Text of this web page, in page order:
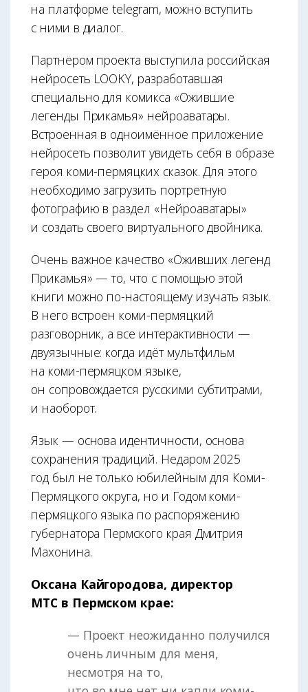
на платформе telegram, можно вступить
с ними в диалог.
Партнёром проекта выступила российская
нейросеть LOOKY, разработавшая
специально для комикса «Ожившие
легенды Прикамья» нейроаватары.
Встроенная в одноимённое приложение
нейросеть позволит увидеть себя в образе
героя коми-пермяцких сказок. Для этого
необходимо загрузить портретную
фотографию в раздел «Нейроаватары»
и создать своего виртуального двойника.
Очень важное качество «Оживших легенд
Прикамья» — то, что с помощью этой
книги можно по-настоящему изучать язык.
В него встроен коми-пермяцкий
разговорник, а все интерактивности —
двуязычные: когда идёт мультфильм
на коми-пермяцком языке,
он сопровождается русскими субтитрами,
и наоборот.
Язык — основа идентичности, основа
сохранения традиций. Недаром 2025
год был не только юбилейным для Коми-
Пермяцкого округа, но и Годом коми-
пермяцкого языка по распоряжению
губернатора Пермского края Дмитрия
Махонина.
Оксана Кайгородова, директор
МТС в Пермском крае:
— Проект неожиданно получился
очень личным для меня,
несмотря на то,